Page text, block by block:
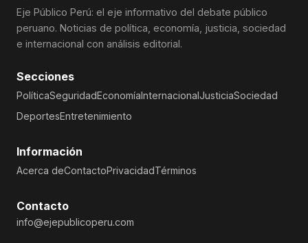
Eje Público Perú: el eje informativo del debate público
peruano. Noticias de política, economía, justicia, sociedad
e internacional con análisis editorial.
Secciones
PolíticaSeguridadEconomíaInternacionalJusticiaSociedad
DeportesEntretenimiento
Información
Acerca deContactoPrivacidadTérminos
Contacto
info@ejepublicoperu.com